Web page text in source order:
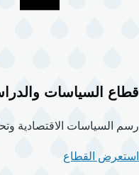
قطاع السياسات
رسم السياسات الاقتصادية
استعرض القطاع